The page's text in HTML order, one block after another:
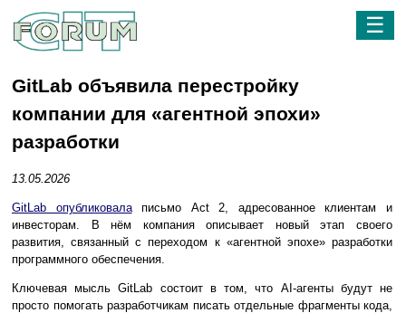
☰
GitLab объявила перестройку
компании для «агентной эпохи»
разработки
13.05.2026
GitLab опубликовалаписьмо Act 2, адресованное клиентам и
инвесторам. В нём компания описывает новый этап своего
развития, связанный с переходом к «агентной эпохе» разработки
программного обеспечения.
Ключевая мысль GitLab состоит в том, что AI-агенты будут не
просто помогать разработчикам писать отдельные фрагменты кода,